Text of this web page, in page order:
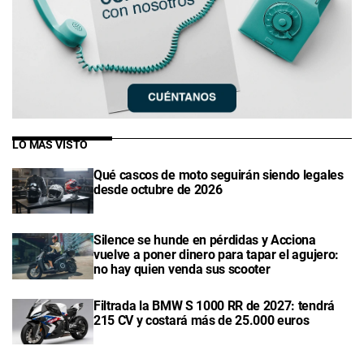
LO MÁS VISTO
Qué cascos de moto seguirán siendo legales
desde octubre de 2026
Silence se hunde en pérdidas y Acciona
vuelve a poner dinero para tapar el agujero:
no hay quien venda sus scooter
Filtrada la BMW S 1000 RR de 2027: tendrá
215 CV y costará más de 25.000 euros